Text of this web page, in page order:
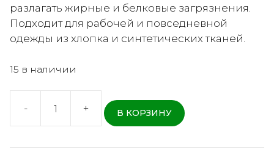
разлагать жирные и белковые загрязнения.
Подходит для рабочей и повседневной
одежды из хлопка и синтетических тканей.
15 в наличии
-
Количество
товара
Kaneyo
+ В КОРЗИНУ